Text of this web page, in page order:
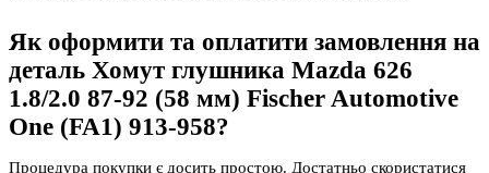
Як оформити та оплатити замовлення на
деталь Хомут глушника Mazda 626
1.8/2.0 87-92 (58 мм) Fischer Automotive
One (FA1) 913-958?
Процедура покупки є досить простою. Достатньо скористатися